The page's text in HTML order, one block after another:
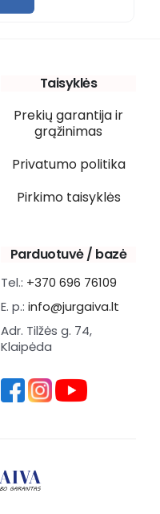
Taisyklės
Prekių garantija ir
grąžinimas
Privatumo politika
Pirkimo taisyklės
Parduotuvė / bazė
Tel.: +370 696 76109
E. p.: info@jurgaiva.lt
Adr. Tilžės g. 74,
Klaipėda